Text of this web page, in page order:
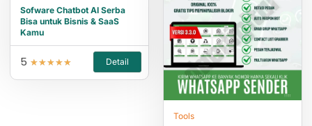
Sofware Chatbot AI Serba
Bisa untuk Bisnis & SaaS
Kamu
5 ★★★★★ Detail
Tools